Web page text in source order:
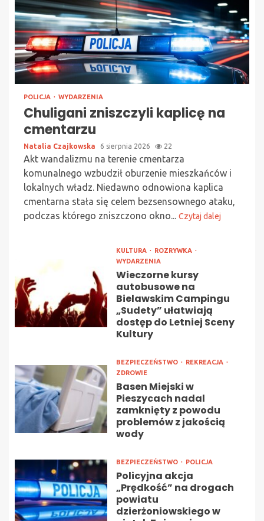
POLICJA WYDARZENIA
Chuligani zniszczyli kaplicę na
cmentarzu
Natalia Czajkowska 6 sierpnia 2026 22
Akt wandalizmu na terenie cmentarza
komunalnego wzbudził oburzenie mieszkańców i
lokalnych władz. Niedawno odnowiona kaplica
cmentarna stała się celem bezsensownego ataku,
podczas którego zniszczono okno... Czytaj dalej
KULTURA
ROZRYWKA
WYDARZENIA
Wieczorne kursy
autobusowe na
Bielawskim Campingu
„Sudety” ułatwiają
dostęp do Letniej Sceny
Kultury
BEZPIECZEŃSTWO
REKREACJA
ZDROWIE
Basen Miejski w
Pieszycach nadal
zamknięty z powodu
problemów z jakością
wody
BEZPIECZEŃSTWO POLICJA
Policyjna akcja
„Prędkość” na drogach
powiatu
dzierżoniowskiego w